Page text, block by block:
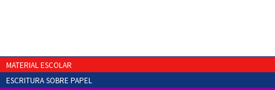
MATERIAL ESCOLAR
ESCRITURA SOBRE PAPEL